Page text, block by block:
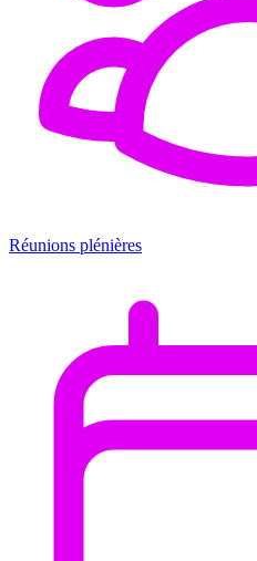
Réunions plénières